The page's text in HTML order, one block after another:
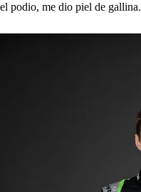
el podio, me dio piel de gallina.